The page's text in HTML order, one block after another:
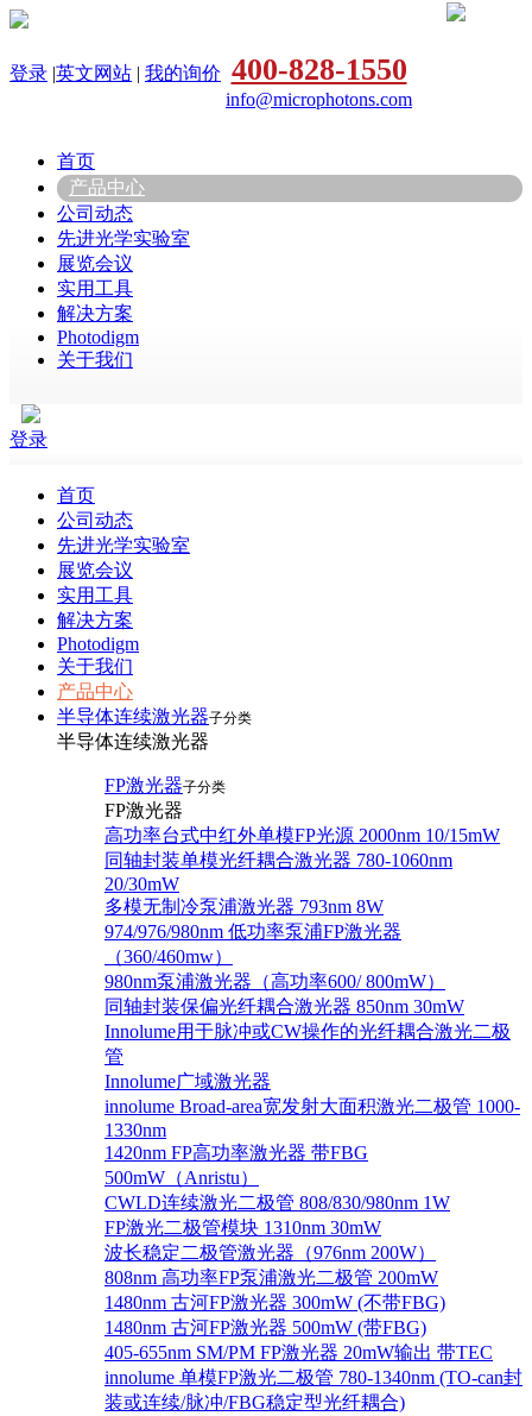
登录 |英文网站 | 我的询价 400-828-1550
info@microphotons.com
首页
产品中心
公司动态
先进光学实验室
展览会议
实用工具
解决方案
Photodigm
关于我们
登录
首页
公司动态
先进光学实验室
展览会议
实用工具
解决方案
Photodigm
关于我们
产品中心
半导体连续激光器子分类
半导体连续激光器
FP激光器子分类
FP激光器
高功率台式中红外单模FP光源 2000nm 10/15mW
同轴封装单模光纤耦合激光器 780-1060nm
20/30mW
多模无制冷泵浦激光器 793nm 8W
974/976/980nm 低功率泵浦FP激光器
（360/460mw）
980nm泵浦激光器（高功率600/ 800mW）
同轴封装保偏光纤耦合激光器 850nm 30mW
Innolume用于脉冲或CW操作的光纤耦合激光二极
管
Innolume广域激光器
innolume Broad-area宽发射大面积激光二极管 1000-
1330nm
1420nm FP高功率激光器 带FBG
500mW（Anristu）
CWLD连续激光二极管 808/830/980nm 1W
FP激光二极管模块 1310nm 30mW
波长稳定二极管激光器（976nm 200W）
808nm 高功率FP泵浦激光二极管 200mW
1480nm 古河FP激光器 300mW (不带FBG)
1480nm 古河FP激光器 500mW (带FBG)
405-655nm SM/PM FP激光器 20mW输出 带TEC
innolume 单模FP激光二极管 780-1340nm (TO-can封
装或连续/脉冲/FBG稳定型光纤耦合)